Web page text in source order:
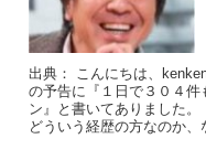
出典： こんにちは、
の予告に『１日で３０４
ン』と書いてありました。
どういう経歴の方なのか